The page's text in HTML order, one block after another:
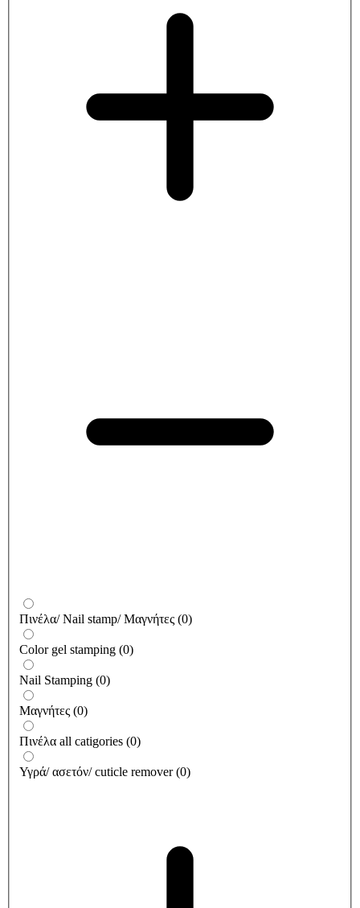
Πινέλα/ Nail stamp/ Μαγνήτες (0)
Color gel stamping (0)
Nail Stamping (0)
Μαγνήτες (0)
Πινέλα all catigories (0)
Υγρά/ ασετόν/ cuticle remover (0)